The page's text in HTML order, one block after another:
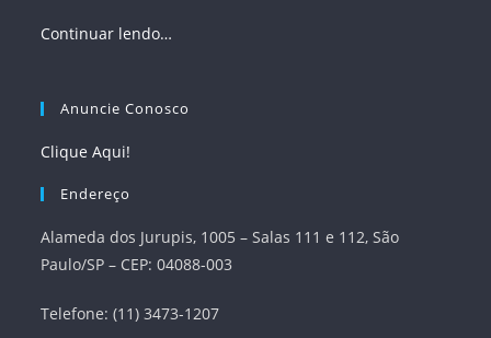
Continuar lendo…
Anuncie Conosco
Clique Aqui!
Endereço
Alameda dos Jurupis, 1005 – Salas 111 e 112, São
Paulo/SP – CEP: 04088-003
Telefone: (11) 3473-1207